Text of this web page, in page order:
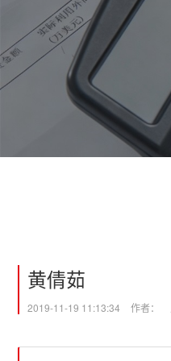
黄倩茹
2019-11-19 11:13:34 作者：